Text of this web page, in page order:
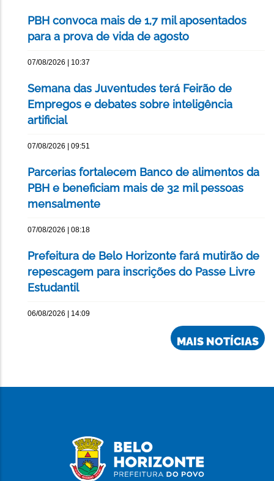
PBH convoca mais de 1,7 mil aposentados
para a prova de vida de agosto
07/08/2026 | 10:37
Semana das Juventudes terá Feirão de
Empregos e debates sobre inteligência
artificial
07/08/2026 | 09:51
Parcerias fortalecem Banco de alimentos da
PBH e beneficiam mais de 32 mil pessoas
mensalmente
07/08/2026 | 08:18
Prefeitura de Belo Horizonte fará mutirão de
repescagem para inscrições do Passe Livre
Estudantil
06/08/2026 | 14:09
MAIS NOTÍCIAS